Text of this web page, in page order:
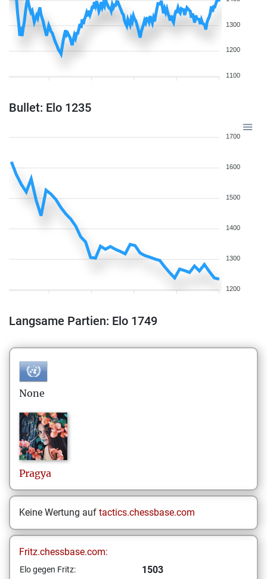
1300
1200
1100
Bullet: Elo 1235
1700
1600
1500
1400
1300
1200
Langsame Partien: Elo 1749
None
Pragya
Keine Wertung auf tactics.chessbase.com
Fritz.chessbase.com:
Elo gegen Fritz: 1503